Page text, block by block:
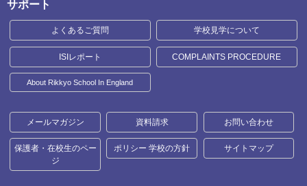
サポート
よくあるご質問 学校見学について
ISIレポート COMPLAINTS PROCEDURE
About Rikkyo School In England
メールマガジン 資料請求 お問い合わせ
保護者・在校生のペー
ジ
ポリシー 学校の方針 サイトマップ